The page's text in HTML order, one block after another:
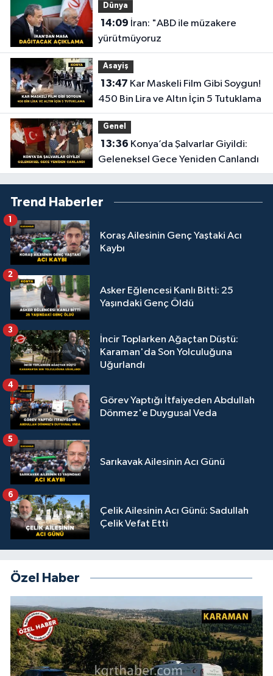
Dünya
14:09
yürütmüyoruz
Asayiş
13:47
450 Bin Lira ve Altın İçin 5 Tutuklama
Genel
13:36
Geleneksel Gece Yeniden Canlandı
Trend Haberler
Koraş Ailesinin Genç Yaştaki Acı
Kaybı
1
Asker Eğlencesi Kanlı Bitti: 25
Yaşındaki Genç Öldü
2
İncir Toplarken Ağaçtan Düştü:
Karaman'da Son Yolculuğuna
Uğurlandı
3
Görev Yaptığı İtfaiyeden Abdullah
Dönmez'e Duygusal Veda
4
Sarıkavak Ailesinin Acı Günü
5
Çelik Ailesinin Acı Günü: Sadullah
Çelik Vefat Etti
6
Özel Haber